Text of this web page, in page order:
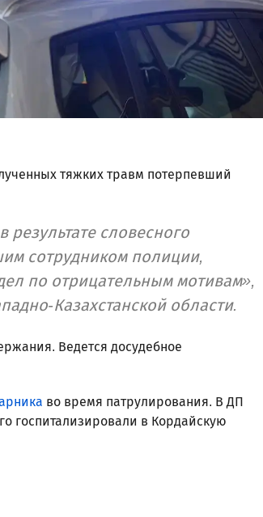
тяжких травм потерпевший
словесного
сотрудником полиции,
по отрицательным мотивам»,
Казахстанской области.
Ведется досудебное
во время патрулирования. В ДП
госпитализировали в Кордайскую